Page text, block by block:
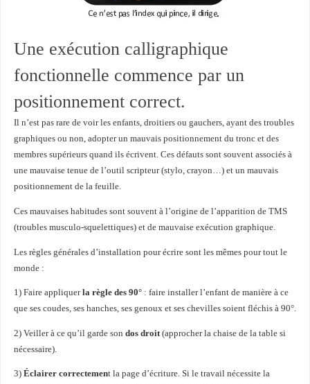
Une exécution calligraphique
fonctionnelle commence par un
positionnement correct.
Il n’est pas rare de voir les enfants, droitiers ou gauchers, ayant des troubles
graphiques ou non, adopter un mauvais positionnement du tronc et des
membres supérieurs quand ils écrivent. Ces défauts sont souvent associés à
une mauvaise tenue de l’outil scripteur (stylo, crayon…) et un mauvais
positionnement de la feuille.
Ces mauvaises habitudes sont souvent à l’origine de l’apparition de TMS
(troubles musculo-squelettiques) et de mauvaise exécution graphique.
Les règles générales d’installation pour écrire sont les mêmes pour tout le
monde :
1) Faire appliquerla règle des 90°: faire installer l’enfant de manière à ce
que ses coudes, ses hanches, ses genoux et ses chevilles soient fléchis à 90°.
2) Veiller à ce qu’il garde son dos droit(approcher la chaise de la table si
nécessaire).
3) Éclairer correctement la page d’écriture. Si le travail nécessite la